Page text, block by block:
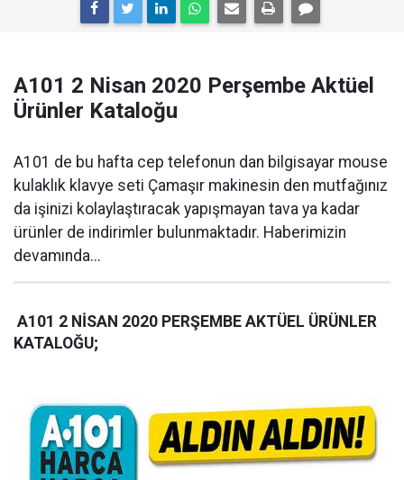
A101 2 Nisan 2020 Perşembe Aktüel
Ürünler Kataloğu
A101 de bu hafta cep telefonun dan bilgisayar mouse
kulaklık klavye seti Çamaşır makinesin den mutfağınız
da işinizi kolaylaştıracak yapışmayan tava ya kadar
ürünler de indirimler bulunmaktadır. Haberimizin
devamında...
A101 2 NİSAN 2020 PERŞEMBE AKTÜEL ÜRÜNLER
KATALOĞU;